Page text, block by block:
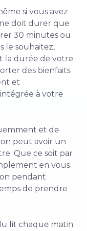
si vous avez
doit durer que
30 minutes ou
le souhaitez,
la durée de votre
des bienfaits
et
à votre
et de
peut avoir un
Que ce soit par
en vous
pendant
de prendre
lit chaque matin